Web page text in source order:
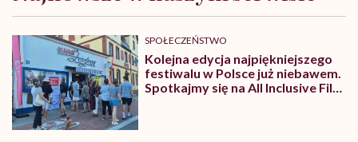
SPOŁECZEŃSTWO
Kolejna edycja najpiękniejszego
festiwalu w Polsce już niebawem.
Spotkajmy się na All Inclusive Film